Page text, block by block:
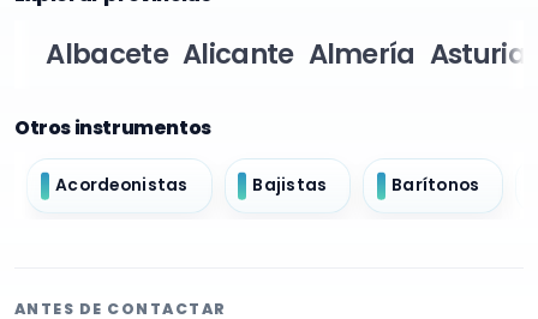
Albacete Alicante Almería
Otros instrumentos
Acordeonistas Bajistas Barítonos
ANTES DE CONTACTAR